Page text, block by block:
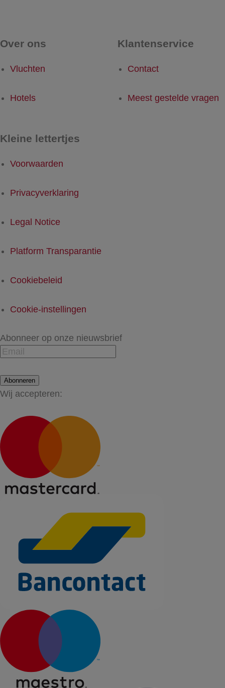
Over ons
Vluchten
Hotels
Klantenservice
Contact
Meest gestelde vragen
Kleine lettertjes
Voorwaarden
Privacyverklaring
Legal Notice
Platform Transparantie
Cookiebeleid
Cookie-instellingen
Abonneer op onze nieuwsbrief
Abonneren
Wij accepteren: